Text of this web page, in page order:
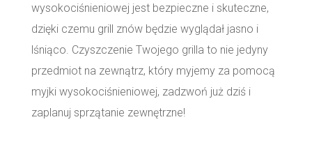
wysokociśnieniowej jest bezpieczne i skuteczne,
dzięki czemu grill znów będzie wyglądał jasno i
lśniąco. Czyszczenie Twojego grilla to nie jedyny
przedmiot na zewnątrz, który myjemy za pomocą
myjki wysokociśnieniowej, zadzwoń już dziś i
zaplanuj sprzątanie zewnętrzne!